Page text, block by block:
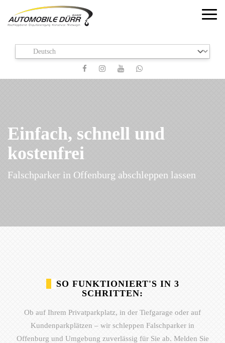
Einfach, schnell und
kostenfrei
Falschparker in Offenburg abschleppen lassen
SO FUNKTIONIERT'S IN 3
SCHRITTEN:
Ob auf Ihrem Privatparkplatz, in der Tiefgarage oder auf
Kundenparkplätzen – wir schleppen Falschparker in
Offenburg und Umgebung zuverlässig für Sie ab. Melden Sie